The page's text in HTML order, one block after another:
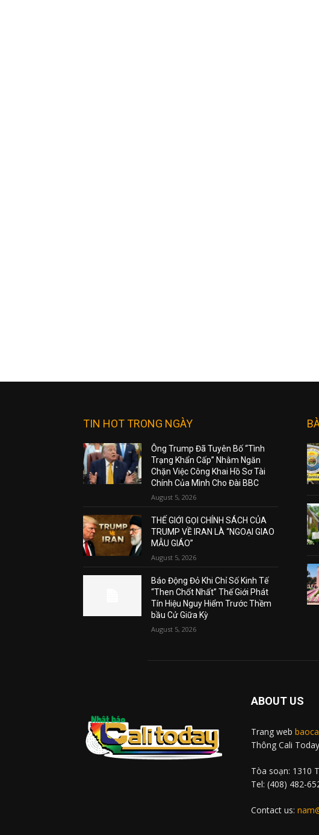
TIN HOT TRONG NGÀY
Ông Trump Đã Tuyên Bố “Tình
Trạng Khẩn Cấp” Nhằm Ngăn
Chặn Việc Công Khai Hồ Sơ Tài
Chính Của Mình Cho Đài BBC
August 5, 2026
THẾ GIỚI GỌI CHÍNH SÁCH CỦA
TRUMP VỀ IRAN LÀ “NGOẠI GIAO
MẪU GIÁO”
August 5, 2026
Báo Động Đỏ Khi Chỉ Số Kinh Tế
“Then Chốt Nhất” Thế Giới Phát
Tín Hiệu Nguy Hiểm Trước Thềm
bầu Cử Giữa Kỳ
August 5, 2026
ABOUT US
Trang web
Thông Cali Today
Tòa soạn: 1310
Tel: (408) 482-
Contact us: